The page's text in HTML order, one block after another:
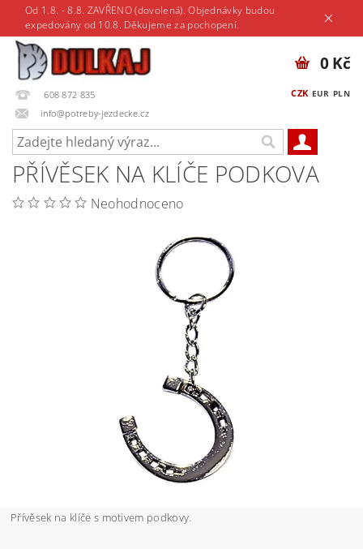
Od 1.8. - 8.8. ZAVŘENO (dovolená). Objednávky budou
expedovány od 10.8. Děkujeme za pochopení.
608 872 835
info@potreby-jezdecke.cz
CZK EUR PLN
0 Kč
PŘÍVĚSEK NA KLÍČE PODKOVA
Neohodnoceno
Přívěsek na klíče s motivem podkovy.